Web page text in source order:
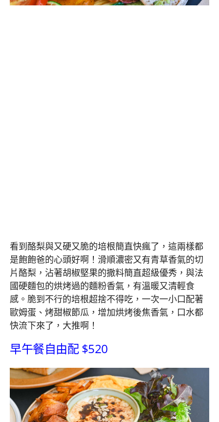
看到酪梨與又硬又脆的培根簡直快瘋了，這兩樣都
是飽飽爸的心頭好啊！滑順濃密又有青草香氣的切
片酪梨，沾著胡椒堅果的撒料簡直超級優秀，與法
國硬麵包的烘烤過的麵粉香氣，有溫暖又清輕食
感。脆到不行的培根超捨不得吃，一次一小口配著
歐姆蛋、烤甜椒節瓜，增加烘烤後焦香氣，口水都
快流下來了，大推啊！
早午餐自由配 $520